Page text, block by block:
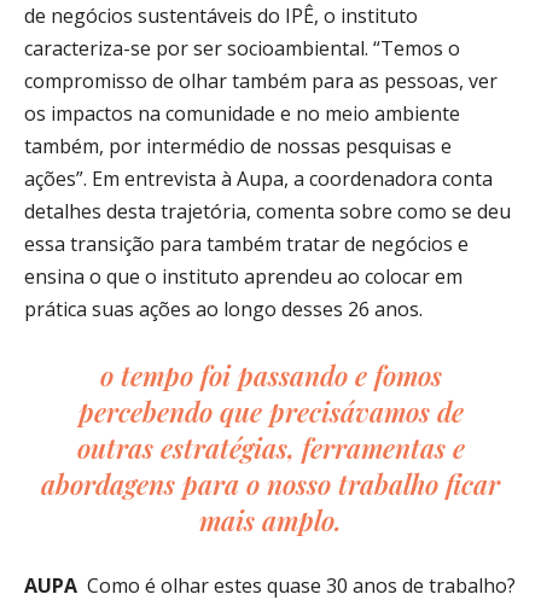
de negócios sustentáveis do IPÊ, o instituto
caracteriza-se por ser socioambiental. “Temos o
compromisso de olhar também para as pessoas, ver
os impactos na comunidade e no meio ambiente
também, por intermédio de nossas pesquisas e
ações”. Em entrevista à Aupa, a coordenadora conta
detalhes desta trajetória, comenta sobre como se deu
essa transição para também tratar de negócios e
ensina o que o instituto aprendeu ao colocar em
prática suas ações ao longo desses 26 anos.
o tempo foi passando e fomos
percebendo que precisávamos de
outras estratégias, ferramentas e
abordagens para o nosso trabalho ficar
mais amplo.
AUPA Como é olhar estes quase 30 anos de trabalho?